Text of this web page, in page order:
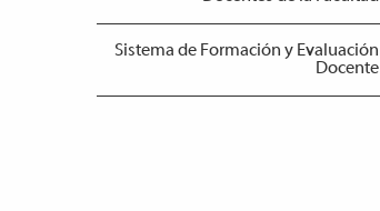
Sistema de Formación y Evaluación
Docente